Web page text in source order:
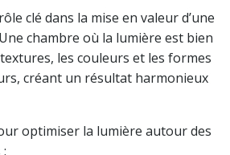
clé dans la mise en valeur d’une
chambre où la lumière est bien
les couleurs et les formes
créant un résultat harmonieux
optimiser la lumière autour des